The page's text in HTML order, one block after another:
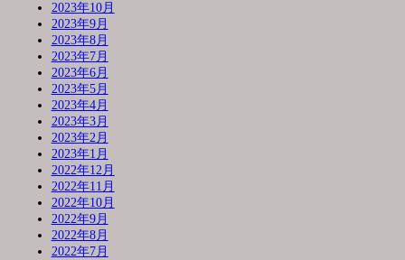
2023年10月
2023年9月
2023年8月
2023年7月
2023年6月
2023年5月
2023年4月
2023年3月
2023年2月
2023年1月
2022年12月
2022年11月
2022年10月
2022年9月
2022年8月
2022年7月